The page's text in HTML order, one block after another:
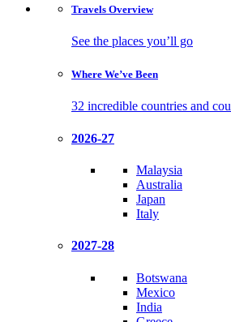
Travels Overview
See the places you’ll go
Where We’ve Been
32 incredible countries and
2026-27
Malaysia
Australia
Japan
Italy
2027-28
Botswana
Mexico
India